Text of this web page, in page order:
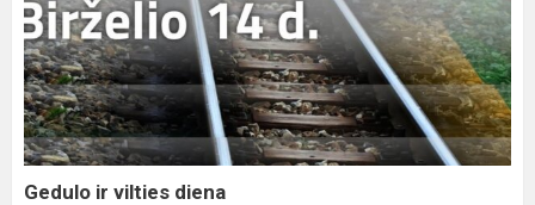
ir
vilties
diena
Gedulo ir vilties diena